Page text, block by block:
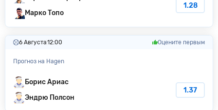
Марко Топо
1.28
6 Августа12:00 Оцените первым
Прогноз на Hagen
Борис Ариас
Эндрю Полсон
1.37